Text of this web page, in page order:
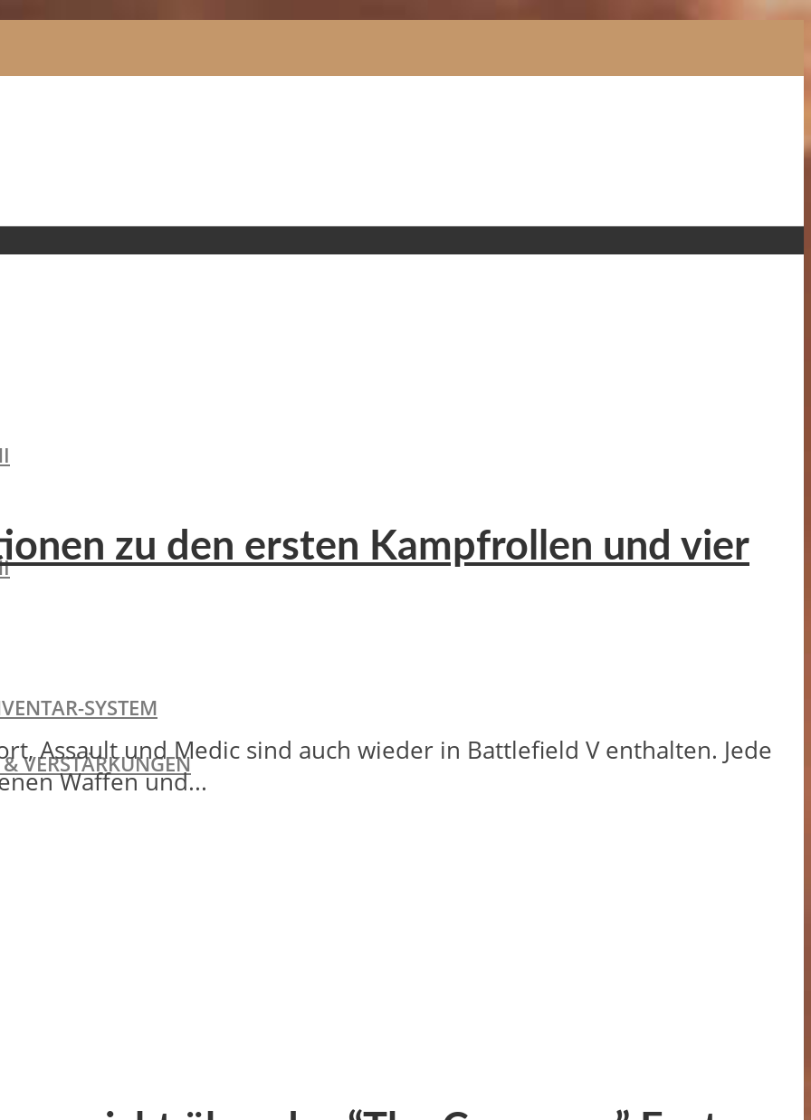
SYSTEM
VERSTÄRKUNGEN
zu den ersten Kampfrollen und vier
Assault und Medic sind auch wieder in Battlefield V enthalten. Jede
Waffen und...